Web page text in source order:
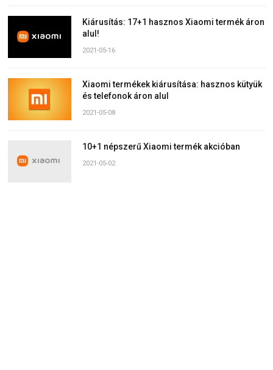
Kiárusítás: 17+1 hasznos Xiaomi termék áron
alul!
2021-05-16
Xiaomi termékek kiárusítása: hasznos kütyük
és telefonok áron alul
2021-05-08
10+1 népszerű Xiaomi termék akcióban
2021-05-02